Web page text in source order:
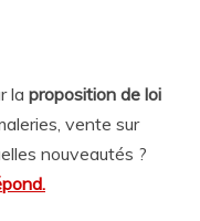
la proposition de loi
vente sur
nouveautés ?